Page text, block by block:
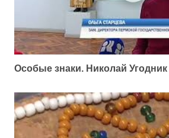
Особые знаки. Николай Угодник